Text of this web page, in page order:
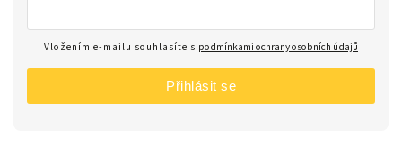
Vložením e-mailu souhlasíte s podmínkami ochrany osobních údajů
Přihlásit se